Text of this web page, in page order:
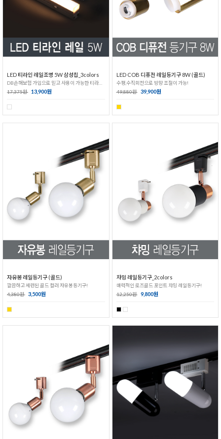
LED 티라인 레일조명 5W 삼성칩_3colors
17,375원 13,900원
LED COB 디퓨전 레일등기구 8W (골드)
수평,수직회전으로 방향 조절이 가능!
49,880원 39,900원
자유봉 레일등기구 (골드)
깔끔하고 세련된 골드 컬러 자유봉등기구!
4,380원 3,500원
챠밍 레일등기구_2colors
매력적인 로즈골드 포인트 챠밍 레일등기구!
12,250원 9,800원